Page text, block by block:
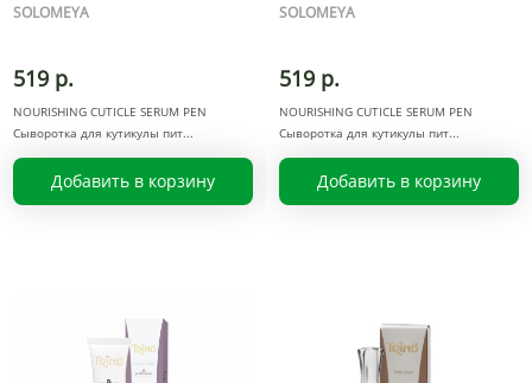
SOLOMEYA
519 р.
NOURISHING CUTICLE SERUM PEN
Сыворотка для кутикулы пит
Добавить в корзину
SOLOMEYA
519 р.
NOURISHING CUTICLE SERUM PEN
Сыворотка для кутикулы пит
Добавить в корзину